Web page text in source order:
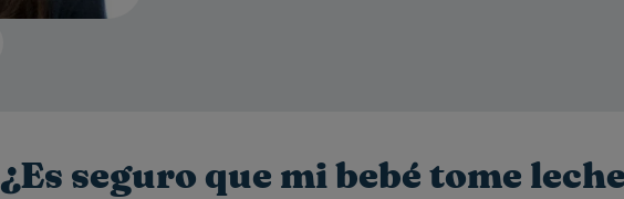
¿Es seguro que mi bebé tome leche